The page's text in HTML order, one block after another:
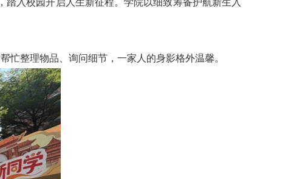
踏入校园开启人生新征程。学院以细致筹备护航新生入
忙整理物品、询问细节，一家人的身影格外温馨。